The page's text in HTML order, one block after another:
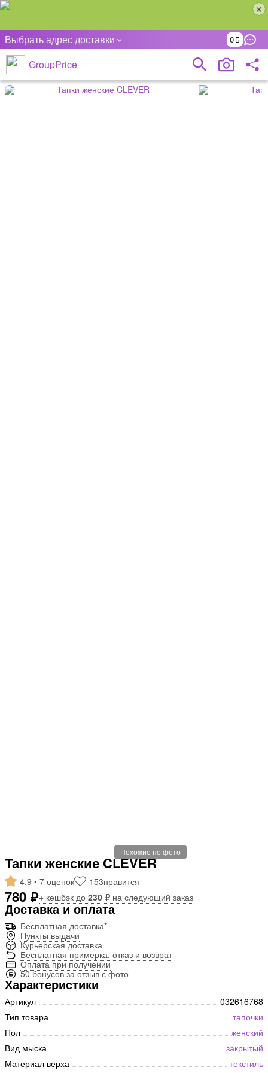
Выбрать адрес доставки 0
GroupPrice
Похожие по фото
Тапки женские CLEVER
4.9 • 7 оценок 153нравится
780 ₽+ кешбэк до 230 ₽ на следующий заказ
Доставка и оплата
Бесплатная доставка*
Пункты выдачи
Курьерская доставка
Бесплатная примерка, отказ и возврат
Оплата при получении
50 бонусов за отзыв с фото
Характеристики
Артикул
032616768
Тип товара
тапочки
Пол
женский
Вид мыска
закрытый
Материал верха
текстиль